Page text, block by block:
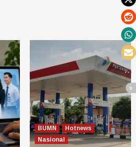
BUMN
Hotnews
Nasional